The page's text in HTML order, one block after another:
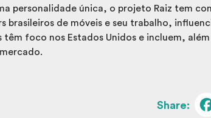
personalidade única, o projeto Raiz tem
brasileiros de móveis e seu trabalho,
têm foco nos Estados Unidos e incluem,